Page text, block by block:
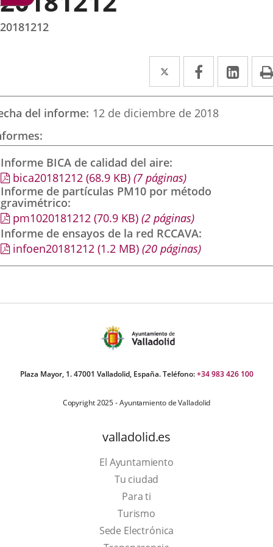
20181212
Twitter
Enlace
a
una
externa.
Facebook
Enlace
a
una
externa.
a
del informe 12 de diciembre de 2018
Informe BICA de calidad del aire
bica20181212 (68.9 KB) (7 páginas)
Informe de partículas PM10 por método
gravimétrico
pm1020181212 (70.9 KB) (2 páginas)
Informe de ensayos de la red RCCAVA
infoen20181212 (1.2 MB) (20 páginas)
Plaza Mayor, 1. 47001 Valladolid, España. Teléfono:+34 983 426 100
Copyright 2025 - Ayuntamiento de Valladolid
valladolid.es
El Ayuntamiento
Tu ciudad
Para ti
TurismoThis
link
Sede Electrónica